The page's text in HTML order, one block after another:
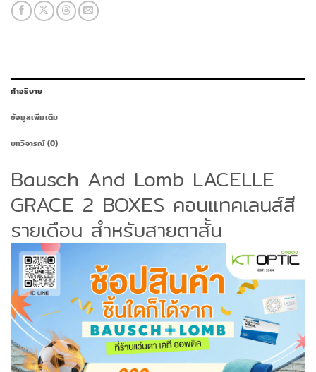
คำอธิบาย
ข้อมูลเพิ่มเติม
บทวิจารณ์ (0)
Bausch And Lomb LACELLE
GRACE 2 BOXES คอนแทคเลนส์สี
รายเดือน สำหรับสายตาสั้น